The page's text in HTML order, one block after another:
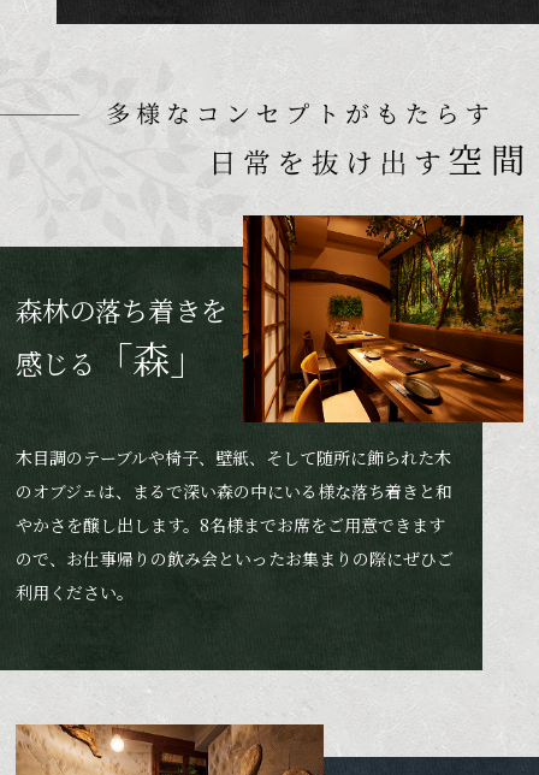
森林の落ち着きを
感じる
「森」
木目調のテーブルや椅子、壁紙、そして随所に飾られた木
のオブジェは、まるで深い森の中にいる様な落ち着きと和
やかさを醸し出します。8名様までお席をご用意できます
ので、お仕事帰りの飲み会といったお集まりの際にぜひご
利用ください。